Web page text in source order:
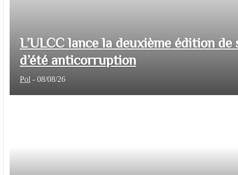
L’ULCC lance la deuxième édition de
d’été anticorruption
Pol - 08/08/26